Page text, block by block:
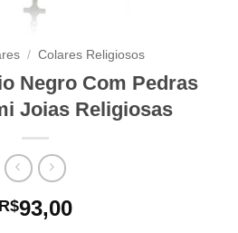
/ Colares Religiosos
Negro Com Pedras
Joias Religiosas
R$93,00